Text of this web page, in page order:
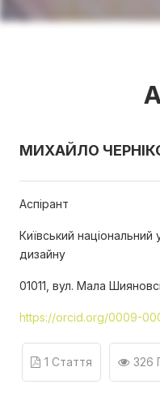
МИХАЙЛО
Аспірант
Київський національний
дизайну
01011, вул. Мала
https://orcid.org/0009-
1 Стаття 326